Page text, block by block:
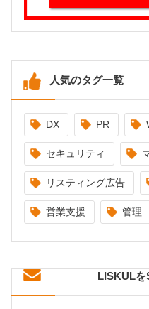
人気のタグ一覧
DX PR
セキュリティ
リスティング広告
営業支援 管理
LISKULを